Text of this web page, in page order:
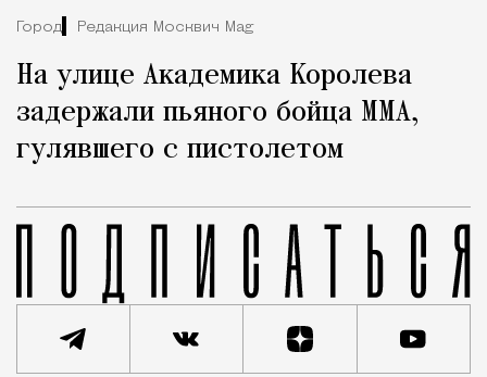
Город Редакция Москвич Mag
На улице Академика Королева
задержали пьяного бойца ММА,
гулявшего с пистолетом